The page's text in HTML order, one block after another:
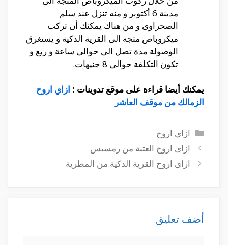
مدينة 6 أكتوبر و منه تنزل عند سلم
الصحراوى و من هناك يمكنك أن تركب
ميكروباص متجه الى القرية الذكية و يستغرق
الوصولة مدة تصل الى حوالى ساعة و ربع و
تكون التكلفة حوالى 8 جنيهات.
يمكنك أيضا قراءة على موقع تدوينات : ازاي اروح
الزمالك من موقف العاشر
التصنيفات
ازاي اروح
ازاى اروح العتبة من رمسيس
ازاى اروح القرية الذكية من المطرية
أضف تعليق